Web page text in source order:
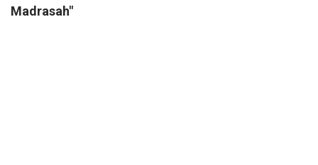
Madrasah"